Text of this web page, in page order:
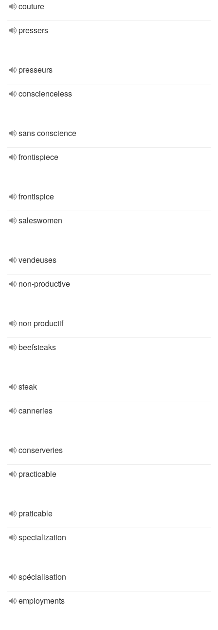
couture
pressers
presseurs
conscienceless
sans conscience
frontispiece
frontispice
saleswomen
vendeuses
non-productive
non productif
beefsteaks
steak
canneries
conserveries
practicable
praticable
specialization
spécialisation
employments